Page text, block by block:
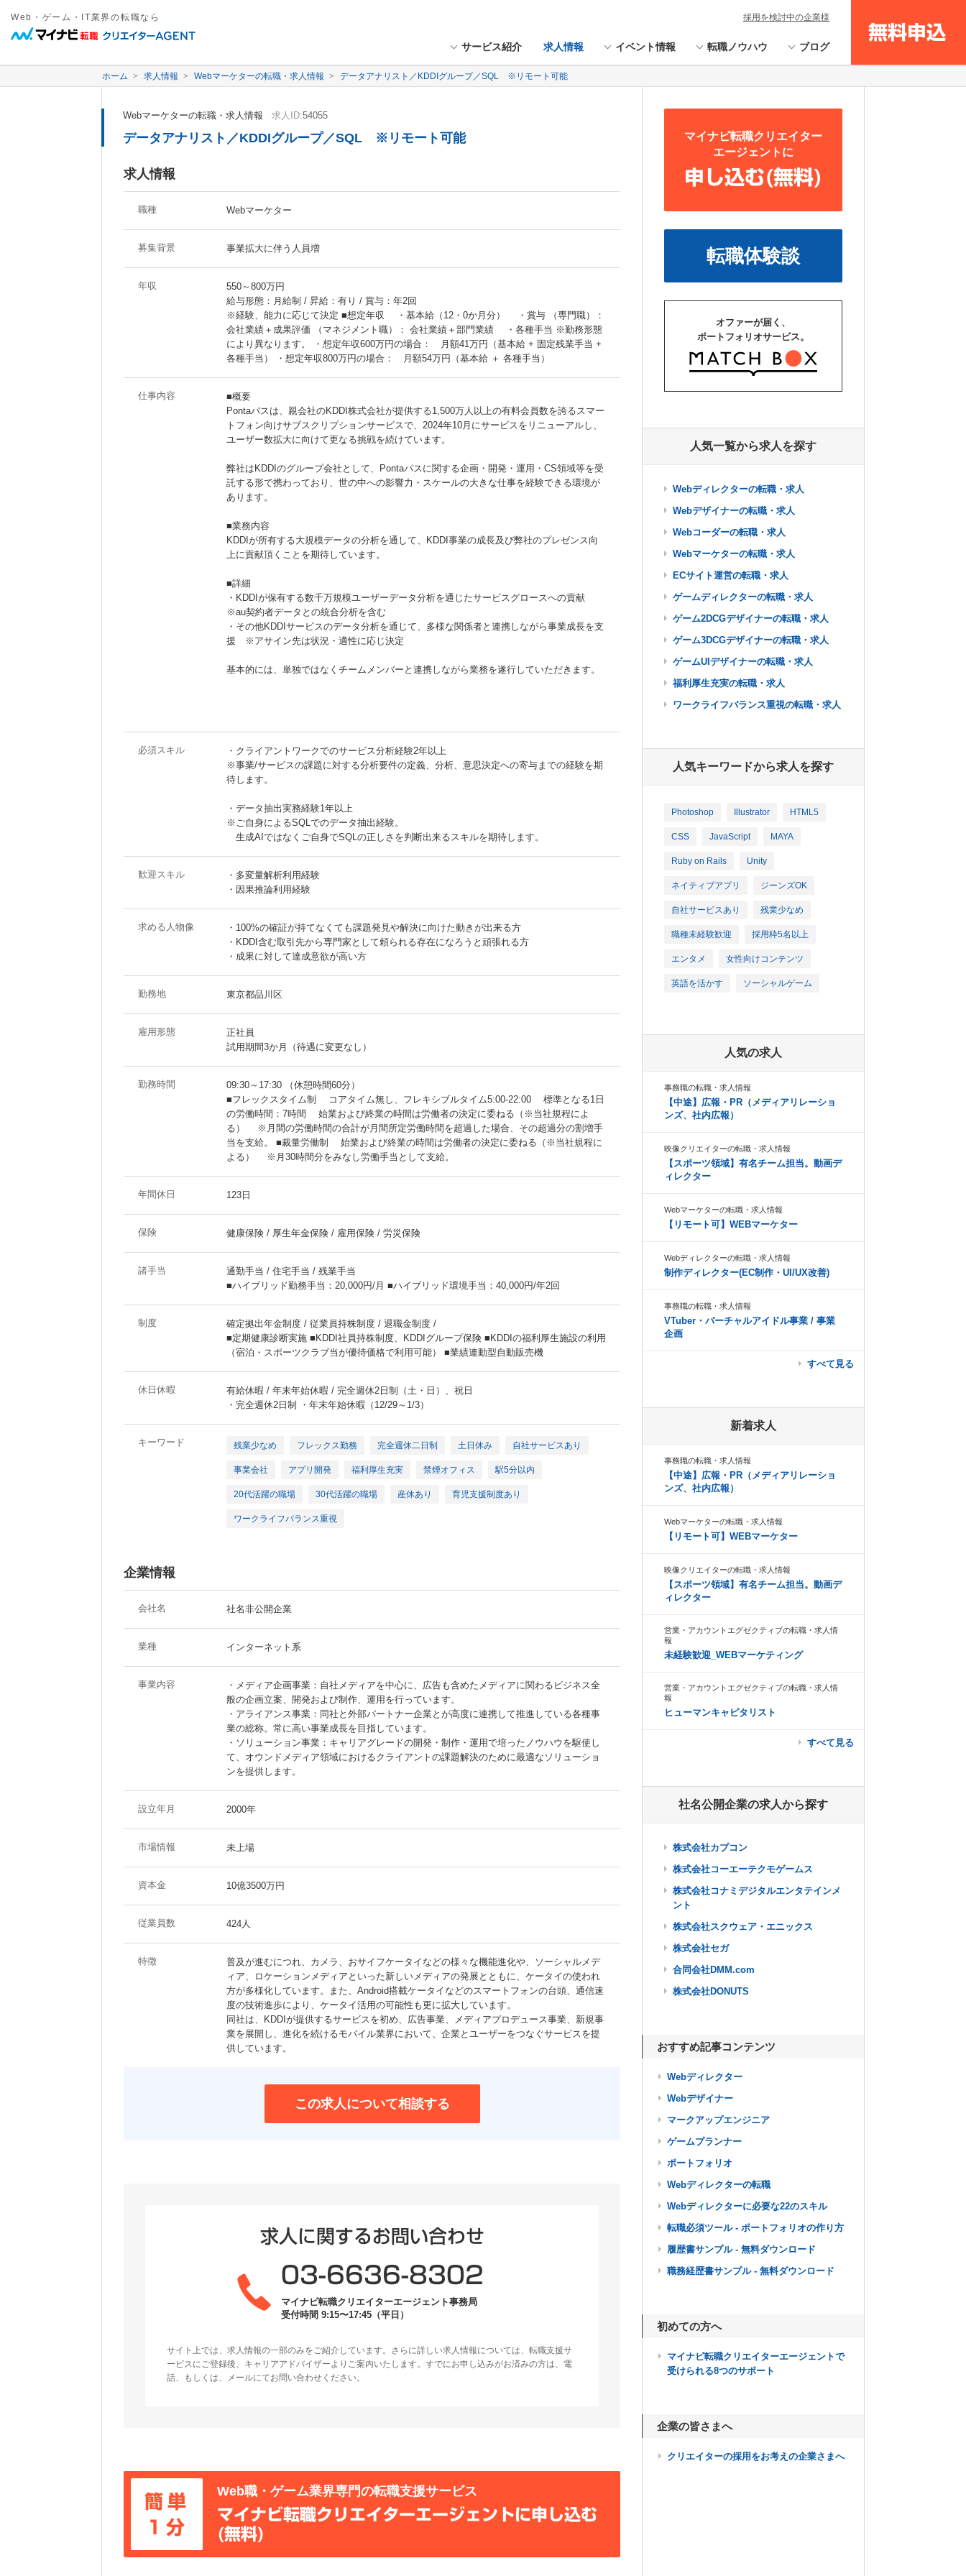
Web・ゲーム・IT業界の転職なら
サービス紹介 求人情報 イベント情報 転職ノウハウ ブログ
無料申込
採用を検討中の企業様
ホーム 求人情報 Webマーケターの転職・求人情報 データアナリスト／KDDIグループ／SQL ※リモート可能
Webマーケターの転職・求人情報 求人ID:54055
データアナリスト／KDDIグループ／SQL ※リモート可能
求人情報
職種 Webマーケター
募集背景 事業拡大に伴う人員増
年収
550～800万円
給与形態：月給制 / 昇給：有り / 賞与：年2回
※経験、能力に応じて決定 ■想定年収 ・基本給（12・0か月分） ・賞与 （専門職）：
会社業績＋成果評価 （マネジメント職）： 会社業績＋部門業績 ・各種手当 ※勤務形態
により異なります。 ・想定年収600万円の場合： 月額41万円（基本給 + 固定残業手当 +
各種手当） ・想定年収800万円の場合： 月額54万円（基本給 ＋ 各種手当）
仕事内容
■概要
Pontaパスは、親会社のKDDI株式会社が提供する1,500万人以上の有料会員数を誇るスマー
トフォン向けサブスクリプションサービスで、2024年10月にサービスをリニューアルし、
ユーザー数拡大に向けて更なる挑戦を続けています。
弊社はKDDIのグループ会社として、Pontaパスに関する企画・開発・運用・CS領域等を受
託する形で携わっており、世の中への影響力・スケールの大きな仕事を経験できる環境が
あります。
■業務内容
KDDIが所有する大規模データの分析を通して、KDDI事業の成長及び弊社のプレゼンス向
上に貢献頂くことを期待しています。
■詳細
・KDDIが保有する数千万規模ユーザーデータ分析を通じたサービスグロースへの貢献
※au契約者データとの統合分析を含む
・その他KDDIサービスのデータ分析を通じて、多様な関係者と連携しながら事業成長を支
援 ※アサイン先は状況・適性に応じ決定
基本的には、単独ではなくチームメンバーと連携しながら業務を遂行していただきます。
必須スキル
・クライアントワークでのサービス分析経験2年以上
※事業/サービスの課題に対する分析要件の定義、分析、意思決定への寄与までの経験を期
待します。
・データ抽出実務経験1年以上
※ご自身によるSQLでのデータ抽出経験。
生成AIではなくご自身でSQLの正しさを判断出来るスキルを期待します。
歓迎スキル
・多変量解析利用経験
・因果推論利用経験
求める人物像
・100%の確証が持てなくても課題発見や解決に向けた動きが出来る方
・KDDI含む取引先から専門家として頼られる存在になろうと頑張れる方
・成果に対して達成意欲が高い方
勤務地 東京都品川区
雇用形態
正社員
試用期間3か月（待遇に変更なし）
勤務時間
09:30～17:30 （休憩時間60分）
■フレックスタイム制 コアタイム無し、フレキシブルタイム5:00-22:00 標準となる1日
の労働時間：7時間 始業および終業の時間は労働者の決定に委ねる（※当社規程によ
る） ※月間の労働時間の合計が月間所定労働時間を超過した場合、その超過分の割増手
当を支給。 ■裁量労働制 始業および終業の時間は労働者の決定に委ねる（※当社規程に
よる） ※月30時間分をみなし労働手当として支給。
年間休日 123日
保険 健康保険 / 厚生年金保険 / 雇用保険 / 労災保険
諸手当
通勤手当 / 住宅手当 / 残業手当
■ハイブリッド勤務手当：20,000円/月 ■ハイブリッド環境手当：40,000円/年2回
制度
確定拠出年金制度 / 従業員持株制度 / 退職金制度 /
■定期健康診断実施 ■KDDI社員持株制度、KDDIグループ保険 ■KDDIの福利厚生施設の利用
（宿泊・スポーツクラブ当が優待価格で利用可能） ■業績連動型自動販売機
休日休暇
有給休暇 / 年末年始休暇 / 完全週休2日制（土・日）、祝日
・完全週休2日制 ・年末年始休暇（12/29～1/3）
キーワード 残業少なめ フレックス勤務 完全週休二日制 土日休み 自社サービスあり
事業会社 アプリ開発 福利厚生充実 禁煙オフィス 駅5分以内
20代活躍の職場 30代活躍の職場 産休あり 育児支援制度あり
ワークライフバランス重視
企業情報
会社名 社名非公開企業
業種 インターネット系
事業内容
・メディア企画事業：自社メディアを中心に、広告も含めたメディアに関わるビジネス全
般の企画立案、開発および制作、運用を行っています。
・アライアンス事業：同社と外部パートナー企業とが高度に連携して推進している各種事
業の総称。常に高い事業成長を目指しています。
・ソリューション事業：キャリアグレードの開発・制作・運用で培ったノウハウを駆使し
て、オウンドメディア領域におけるクライアントの課題解決のために最適なソリューショ
ンを提供します。
設立年月 2000年
市場情報 未上場
資本金 10億3500万円
従業員数 424人
特徴
普及が進むにつれ、カメラ、おサイフケータイなどの様々な機能進化や、ソーシャルメデ
ィア、ロケーションメディアといった新しいメディアの発展とともに、ケータイの使われ
方が多様化しています。また、Android搭載ケータイなどのスマートフォンの台頭、通信速
度の技術進歩により、ケータイ活用の可能性も更に拡大しています。
同社は、KDDIが提供するサービスを初め、広告事業、メディアプロデュース事業、新規事
業を展開し、進化を続けるモバイル業界において、企業とユーザーをつなぐサービスを提
供しています。
この求人について相談する
求人に関するお問い合わせ
03-6636-8302
マイナビ転職クリエイターエージェント事務局
受付時間 9:15〜17:45（平日）
サイト上では、求人情報の一部のみをご紹介しています。さらに詳しい求人情報については、転職支援サ
ービスにご登録後、キャリアアドバイザーよりご案内いたします。すでにお申し込みがお済みの方は、電
話、もしくは、メールにてお問い合わせください。
簡単
1分
Web職・ゲーム業界専門の転職支援サービス
マイナビ転職クリエイターエージェントに申し込む
(無料)
マイナビ転職クリエイター
エージェントに
申し込む(無料)
転職体験談
オファーが届く、
ポートフォリオサービス。
人気一覧から求人を探す
Webディレクターの転職・求人
Webデザイナーの転職・求人
Webコーダーの転職・求人
Webマーケターの転職・求人
ECサイト運営の転職・求人
ゲームディレクターの転職・求人
ゲーム2DCGデザイナーの転職・求人
ゲーム3DCGデザイナーの転職・求人
ゲームUIデザイナーの転職・求人
福利厚生充実の転職・求人
ワークライフバランス重視の転職・求人
人気キーワードから求人を探す
Photoshop Illustrator HTML5
CSS JavaScript MAYA
Ruby on Rails Unity
ネイティブアプリ ジーンズOK
自社サービスあり 残業少なめ
職種未経験歓迎 採用枠5名以上
エンタメ 女性向けコンテンツ
英語を活かす ソーシャルゲーム
人気の求人
事務職の転職・求人情報
【中途】広報・PR（メディアリレーショ
ンズ、社内広報）
映像クリエイターの転職・求人情報
【スポーツ領域】有名チーム担当。動画デ
ィレクター
Webマーケターの転職・求人情報
【リモート可】WEBマーケター
Webディレクターの転職・求人情報
制作ディレクター(EC制作・UI/UX改善)
事務職の転職・求人情報
VTuber・バーチャルアイドル事業 / 事業
企画
すべて見る
新着求人
事務職の転職・求人情報
【中途】広報・PR（メディアリレーショ
ンズ、社内広報）
Webマーケターの転職・求人情報
【リモート可】WEBマーケター
映像クリエイターの転職・求人情報
【スポーツ領域】有名チーム担当。動画デ
ィレクター
営業・アカウントエグゼクティブの転職・求人情
報
未経験歓迎_WEBマーケティング
営業・アカウントエグゼクティブの転職・求人情
報
ヒューマンキャピタリスト
すべて見る
社名公開企業の求人から探す
株式会社カプコン
株式会社コーエーテクモゲームス
株式会社コナミデジタルエンタテインメ
ント
株式会社スクウェア・エニックス
株式会社セガ
合同会社DMM.com
株式会社DONUTS
おすすめ記事コンテンツ
Webディレクター
Webデザイナー
マークアップエンジニア
ゲームプランナー
ポートフォリオ
Webディレクターの転職
Webディレクターに必要な22のスキル
転職必須ツール - ポートフォリオの作り方
履歴書サンプル - 無料ダウンロード
職務経歴書サンプル - 無料ダウンロード
初めての方へ
マイナビ転職クリエイターエージェントで
受けられる8つのサポート
企業の皆さまへ
クリエイターの採用をお考えの企業さまへ